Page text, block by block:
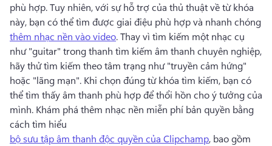
phù hợp. Tuy nhiên, với sự hỗ trợ của thủ thuật về từ khóa
thêm nhạc nền vào video. Thay vì tìm kiếm một nhạc cụ
như "guitar" trong thanh tìm kiếm âm thanh chuyên nghiệp,
hãy thử tìm kiếm theo tâm trạng như "truyền cảm hứng"
hoặc "lãng mạn". Khi chọn đúng từ khóa tìm kiếm, bạn có
thể tìm thấy âm thanh phù hợp để thổi hồn cho ý tưởng của
mình. Khám phá thêm nhạc nền miễn phí bản quyền bằng
cách tìm hiểu
bộ sưu tập âm thanh độc quyền của Clipchamp, bao gồm